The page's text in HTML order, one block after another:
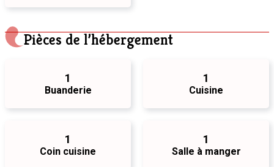
Pièces de l’hébergement
1
Buanderie
1
Cuisine
1
Coin cuisine
1
Salle à manger